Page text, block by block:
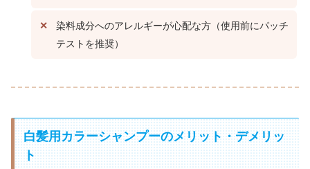
染料成分へのアレルギーが心配な方（使用前にパッチ
テストを推奨）
白髪用カラーシャンプーのメリット・デメリッ
ト